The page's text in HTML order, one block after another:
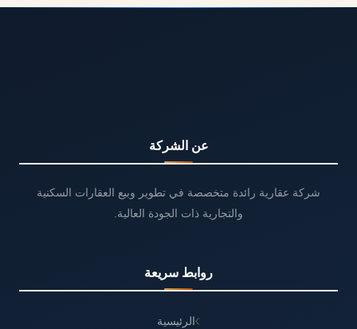
عن الشركة
شركة عقارية رائدة متخصصة في تطوير وبيع العقارات السكنية
والتجارية ذات الجودة العالية.
روابط سريعة
الرئيسية